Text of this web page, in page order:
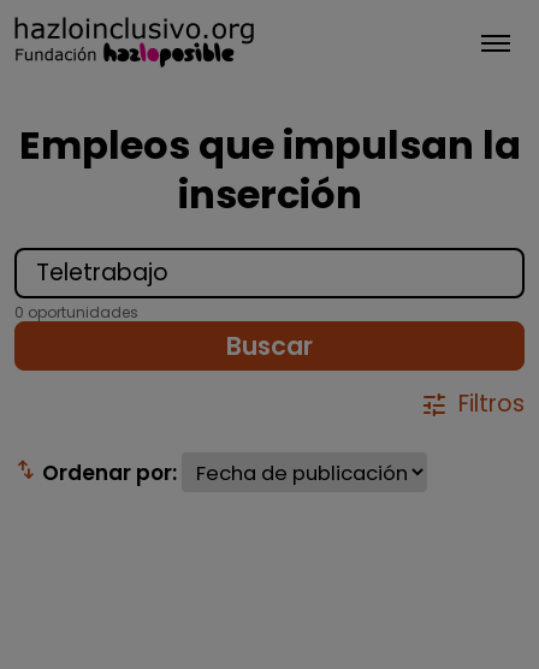
Empleos que impulsan la
inserción
0 oportunidades
Buscar
tune Filtros
swap_vert Ordenar por: